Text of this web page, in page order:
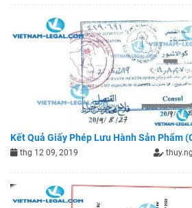
Kết Quả Giấy Phép Lưu Hành Sản Phẩm
thg 12 09, 2019